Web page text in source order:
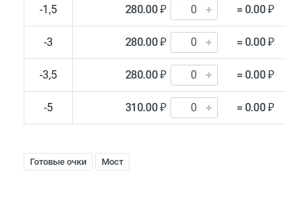
-1,5 280.00 ₽ = 0.00 ₽
-3 280.00 ₽ = 0.00 ₽
-3,5 280.00 ₽ = 0.00 ₽
-5 310.00 ₽ = 0.00 ₽
Готовые очки Мост